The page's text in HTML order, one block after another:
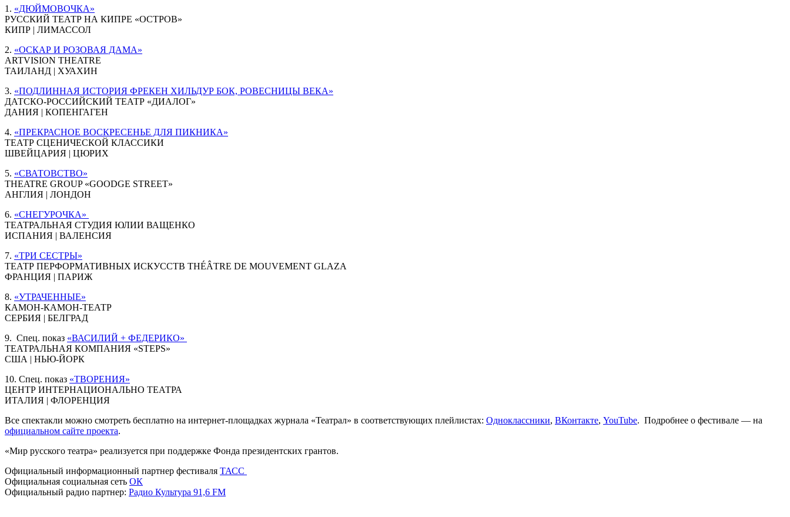
1. «ДЮЙМОВОЧКА»
РУССКИЙ ТЕАТР НА КИПРЕ «ОСТРОВ»
КИПР | ЛИМАССОЛ
2. «ОСКАР И РОЗОВАЯ ДАМА»
ARTVISION THEATRE
ТАИЛАНД | ХУАХИН
3. «ПОДЛИННАЯ ИСТОРИЯ ФРЕКЕН ХИЛЬДУР БОК, РОВЕСНИЦЫ ВЕКА»
ДАТСКО-РОССИЙСКИЙ ТЕАТР «ДИАЛОГ»
ДАНИЯ | КОПЕНГАГЕН
4. «ПРЕКРАСНОЕ ВОСКРЕСЕНЬЕ ДЛЯ ПИКНИКА»
ТЕАТР СЦЕНИЧЕСКОЙ КЛАССИКИ
ШВЕЙЦАРИЯ | ЦЮРИХ
5. «СВАТОВСТВО»
THEATRE GROUP «GOODGE STREET»
АНГЛИЯ | ЛОНДОН
6. «СНЕГУРОЧКА»
ТЕАТРАЛЬНАЯ СТУДИЯ ЮЛИИ ВАЩЕНКО
ИСПАНИЯ | ВАЛЕНСИЯ
7. «ТРИ СЕСТРЫ»
ТЕАТР ПЕРФОРМАТИВНЫХ ИСКУССТВ THÉÂTRE DE MOUVEMENT GLAZA
ФРАНЦИЯ | ПАРИЖ
8. «УТРАЧЕННЫЕ»
КАМОН-КАМОН-ТЕАТР
СЕРБИЯ | БЕЛГРАД
9. Спец. показ «ВАСИЛИЙ + ФЕДЕРИКО»
ТЕАТРАЛЬНАЯ КОМПАНИЯ «STEPS»
США | НЬЮ-ЙОРК
10. Спец. показ «ТВОРЕНИЯ»
ЦЕНТР ИНТЕРНАЦИОНАЛЬНО ТЕАТРА
ИТАЛИЯ | ФЛОРЕНЦИЯ
Все спектакли можно смотреть бесплатно на интернет-площадках журнала «Театрал» в соответствующих плейлистах: Одноклассники, ВКонтакте, YouTube. Подробнее о фестивале — на
официальном сайте проекта.
«Мир русского театра» реализуется при поддержке Фонда президентских грантов.
Официальный информационный партнер фестиваля ТАСС
Официальная социальная сеть ОК
Официальный радио партнер: Радио Культура 91,6 FM